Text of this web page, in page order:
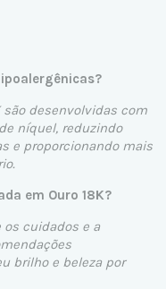
são desenvolvidas com
níquel, reduzindo
e proporcionando mais
em Ouro 18K?
cuidados e a
brilho e beleza por